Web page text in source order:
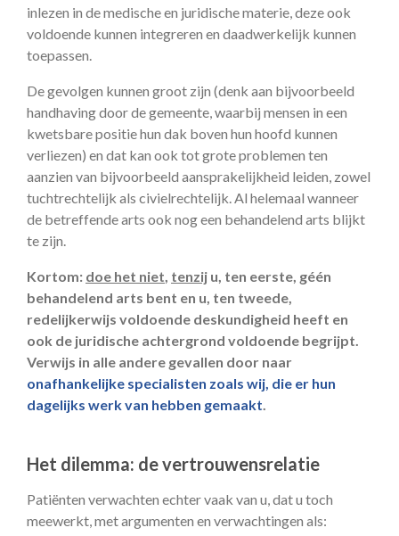
inlezen in de medische en juridische materie, deze ook
voldoende kunnen integreren en daadwerkelijk kunnen
toepassen.
De gevolgen kunnen groot zijn (denk aan bijvoorbeeld
handhaving door de gemeente, waarbij mensen in een
kwetsbare positie hun dak boven hun hoofd kunnen
verliezen) en dat kan ook tot grote problemen ten
aanzien van bijvoorbeeld aansprakelijkheid leiden, zowel
tuchtrechtelijk als civielrechtelijk. Al helemaal wanneer
de betreffende arts ook nog een behandelend arts blijkt
te zijn.
Kortom: doe het niet, tenzij u, ten eerste, géén
behandelend arts bent en u, ten tweede,
redelijkerwijs voldoende deskundigheid heeft en
ook de juridische achtergrond voldoende begrijpt.
Verwijs in alle andere gevallen door naar
onafhankelijke specialisten zoals wij, die er hun
dagelijks werk van hebben gemaakt.
Het dilemma: de vertrouwensrelatie
Patiënten verwachten echter vaak van u, dat u toch
meewerkt, met argumenten en verwachtingen als: